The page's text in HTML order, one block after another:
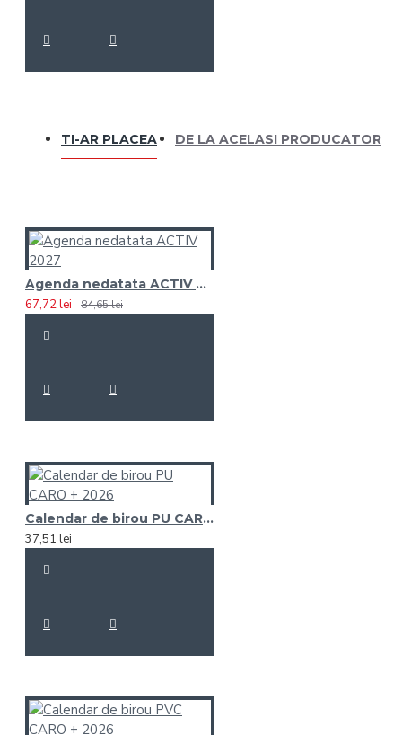
TI-AR PLACEA DE LA ACELASI PRODUCATOR
Agenda nedatata ACTIV 2027
67,72 lei
84,65 lei
Calendar de birou PU CARO + 2026
37,51 lei